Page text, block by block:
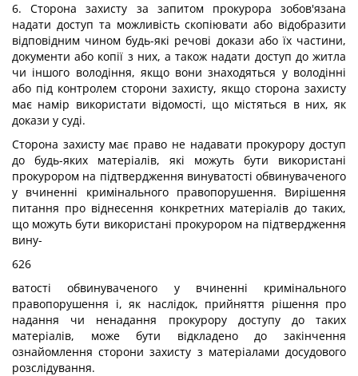
6. Сторона захисту за запитом прокурора зобов'язана
надати доступ та можливість скопіювати або відобразити
відповідним чином будь-які речові докази або їх частини,
документи або копії з них, а також надати доступ до житла
чи іншого володіння, якщо вони знаходяться у володінні
або під контролем сторони захисту, якщо сторона захисту
має намір використати відомості, що містяться в них, як
докази у суді.
Сторона захисту має право не надавати прокурору доступ
до будь-яких матеріалів, які можуть бути використані
прокурором на підтвердження винуватості обвинуваченого
у вчиненні кримінального правопорушення. Вирішення
питання про віднесення конкретних матеріалів до таких,
що можуть бути використані прокурором на підтвердження
вину-
626
ватості обвинуваченого у вчиненні кримінального
правопорушення і, як наслідок, прийняття рішення про
надання чи ненадання прокурору доступу до таких
матеріалів, може бути відкладено до закінчення
ознайомлення сторони захисту з матеріалами досудового
розслідування.